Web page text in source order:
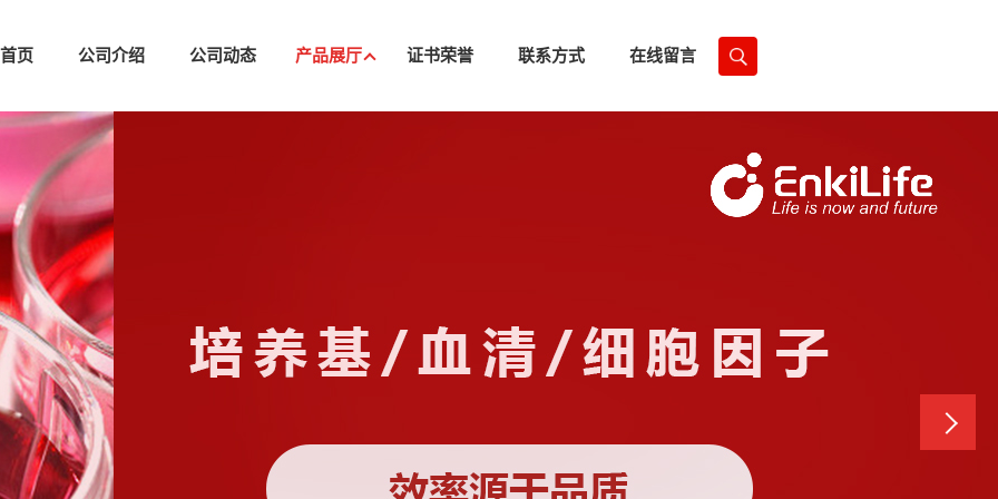
页 公司介绍 公司动态 产品展厅 证书荣誉 联系方式 在线留言